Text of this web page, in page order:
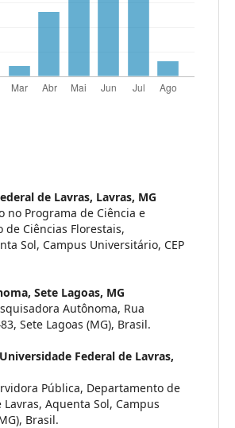
de Lavras, Lavras, MG
no Programa de Ciência e
Ciências Florestais,
Sol, Campus Universitário, CEP
Sete Lagoas, MG
Autônoma, Rua
Sete Lagoas (MG), Brasil.
Universidade Federal de Lavras,
Pública, Departamento de
Aquenta Sol, Campus
Brasil.